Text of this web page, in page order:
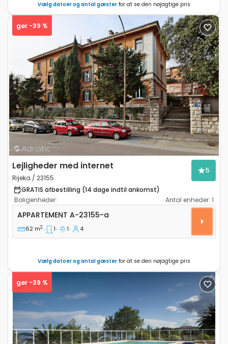
Vælg datoer og antal gæster for at se den nøjagtige pris
Previous Next
gør -39 %
Lejligheder med internet
Rijeka / 23155
5
GRATIS afbestilling (14 dage indtil ankomst)
Boligenheder:
Antal enheder: 1
Etværelses lejlighed Rijeka A-23155-a
APPARTEMENT A-23155-a
62 m2 1 1 4
Vælg datoer og antal gæster for at se den nøjagtige pris
gør -39 %